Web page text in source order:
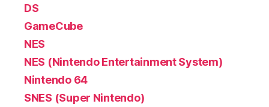
DS
GameCube
NES
NES (Nintendo Entertainment System)
Nintendo 64
SNES (Super Nintendo)